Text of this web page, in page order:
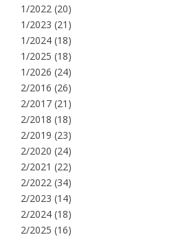
1/2022 (20)
1/2023 (21)
1/2024 (18)
1/2025 (18)
1/2026 (24)
2/2016 (26)
2/2017 (21)
2/2018 (18)
2/2019 (23)
2/2020 (24)
2/2021 (22)
2/2022 (34)
2/2023 (14)
2/2024 (18)
2/2025 (16)